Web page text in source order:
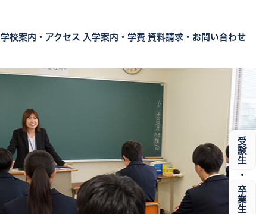
学校案内・アクセス 入学案内・学費 資料請求・お問い合わせ
受験生
・
卒業生